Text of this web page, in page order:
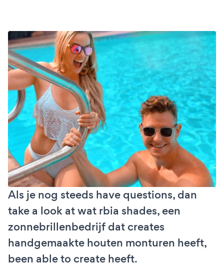
Als je nog steeds have questions, dan
take a look at wat rbia shades, een
zonnebrillenbedrijf dat creates
handgemaakte houten monturen heeft,
been able to create heeft.